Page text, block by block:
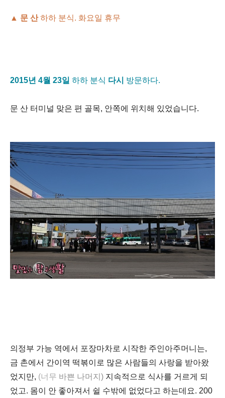
▲ 문 산하하 분식. 화요일 휴무
2015년 4월 23일 하하 분식 다시 방문하다.
문 산 터미널 맞은 편 골목, 안쪽에 위치해 있었습니다.
의정부 가능 역에서 포장마차로 시작한 주인아주머니는,
금 촌에서 간이역 떡볶이로 많은 사람들의 사랑을 받아왔
었지만, (너무 바쁜 나머지) 지속적으로 식사를 거르게 되
었고. 몸이 안 좋아져서 쉴 수밖에 없었다고 하는데요. 200